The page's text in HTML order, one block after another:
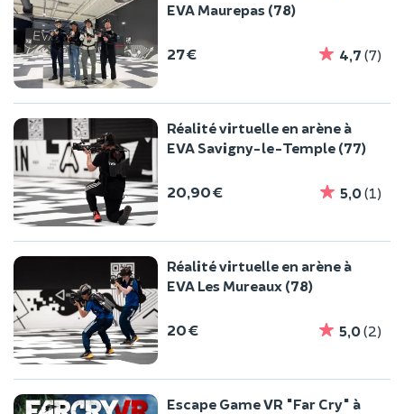
EVA Maurepas (78)
27 € 4,7 (7)
Réalité virtuelle en arène à
EVA Savigny-le-Temple (77)
20,90 € 5,0(1)
Réalité virtuelle en arène à
EVA Les Mureaux (78)
20 € 5,0(2)
Escape Game VR "Far Cry" à